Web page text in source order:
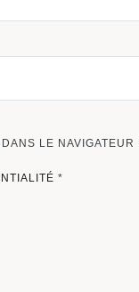
LE
*